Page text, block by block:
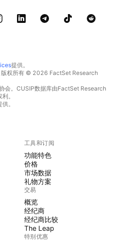
提供。
权所有 © 2026 FactSet Research
会。CUSIP数据库由FactSet Research
。
供。
工具和订阅
功能特色
价格
市场数据
礼物方案
交易
概览
经纪商
经纪商比较
The Leap
特别优惠